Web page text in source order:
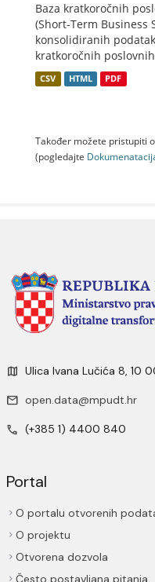
Baza kratkoročnih
(Short-Term Business
konsolidiranih
kratkoročnih
CSV HTML PDF
Također možete pristupiti
(pogledajte